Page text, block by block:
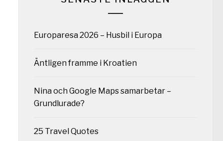
Europaresa 2026 – Husbil i Europa
Äntligen framme i Kroatien
Nina och Google Maps samarbetar –
Grundlurade?
25 Travel Quotes